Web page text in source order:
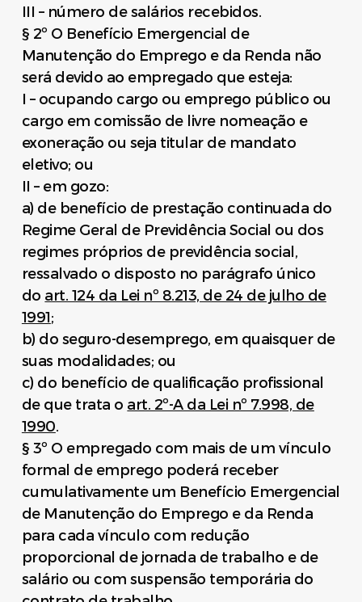
III – número de salários recebidos.
§ 2º O Benefício Emergencial de
Manutenção do Emprego e da Renda não
será devido ao empregado que esteja:
I – ocupando cargo ou emprego público ou
cargo em comissão de livre nomeação e
exoneração ou seja titular de mandato
eletivo; ou
II – em gozo:
a) de benefício de prestação continuada do
Regime Geral de Previdência Social ou dos
regimes próprios de previdência social,
ressalvado o disposto no parágrafo único
do art. 124 da Lei nº 8.213, de 24 de julho de
1991;
b) do seguro-desemprego, em quaisquer de
suas modalidades; ou
c) do benefício de qualificação profissional
de que trata o art. 2º-A da Lei nº 7.998, de
1990.
§ 3º O empregado com mais de um vínculo
formal de emprego poderá receber
cumulativamente um Benefício Emergencial
de Manutenção do Emprego e da Renda
para cada vínculo com redução
proporcional de jornada de trabalho e de
salário ou com suspensão temporária do